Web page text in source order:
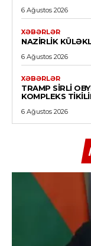
6 Ağustos 2026
XƏBƏRLƏR
NAZIRLIK
6 Ağustos 2026
XƏBƏRLƏR
TRAMP SIRLI
KOMPLEKS
6 Ağustos 2026